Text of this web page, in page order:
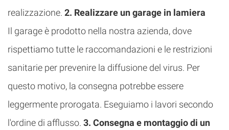
realizzazione. 2. Realizzare un garage in lamiera
Il garage è prodotto nella nostra azienda, dove
rispettiamo tutte le raccomandazioni e le restrizioni
sanitarie per prevenire la diffusione del virus. Per
questo motivo, la consegna potrebbe essere
leggermente prorogata. Eseguiamo i lavori secondo
l'ordine di afflusso. 3. Consegna e montaggio di un